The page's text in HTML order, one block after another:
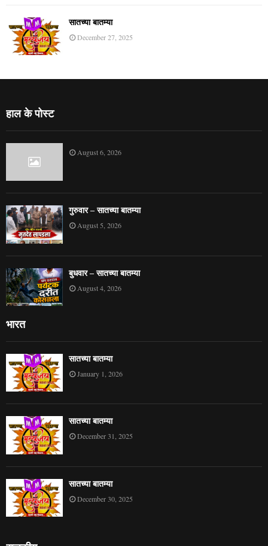
सातच्या बातम्या
December 27, 2025
हाल के पोस्ट
August 6, 2026
गुरुवार – सातच्या बातम्या
August 5, 2026
बुधवार – सातच्या बातम्या
August 4, 2026
भारत
सातच्या बातम्या
January 1, 2026
सातच्या बातम्या
December 31, 2025
सातच्या बातम्या
December 30, 2025